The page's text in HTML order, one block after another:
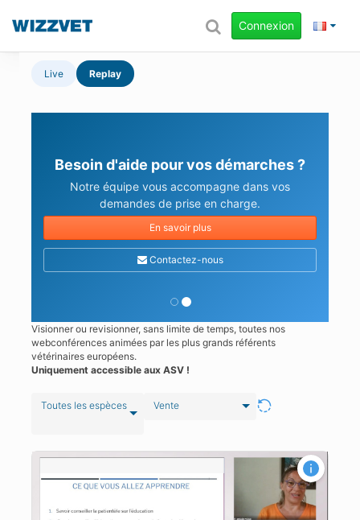
Connexion
Live Replay
Besoin d'aide pour vos démarches ?
Notre équipe vous accompagne dans vos
demandes de prise en charge.
En savoir plus
Contactez-nous
Visionner ou revisionner, sans limite de temps, toutes nos
webconférences animées par les plus grands référents
vétérinaires européens.
Uniquement accessible aux ASV !
Toutes les espèces Vente